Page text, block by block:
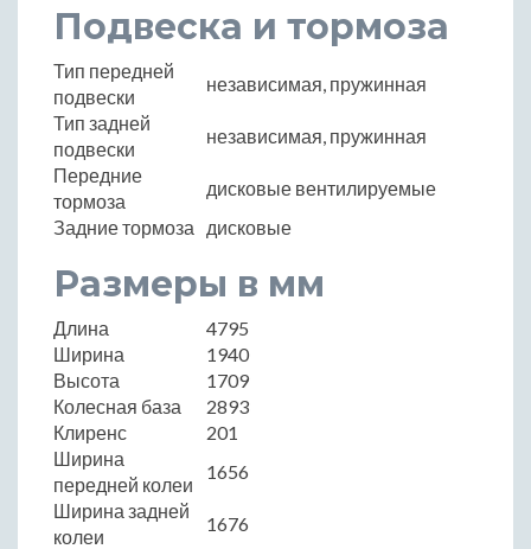
Подвеска и тормоза
Тип передней
подвески
независимая, пружинная
Тип задней
подвески
независимая, пружинная
Передние
тормоза
дисковые вентилируемые
Задние тормоза
дисковые
Размеры в мм
Длина
4795
Ширина
1940
Высота
1709
Колесная база
2893
Клиренс
201
Ширина
передней колеи
1656
Ширина задней
колеи
1676